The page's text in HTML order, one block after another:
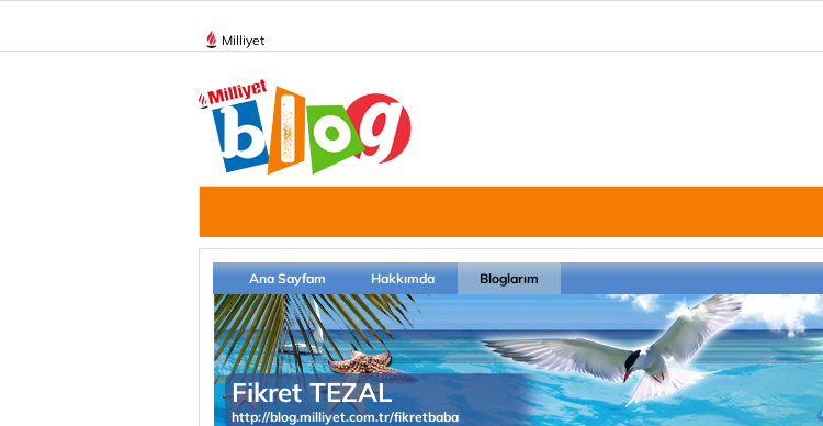
Milliyet
Ana Sayfam Hakkımda Bloglarım
Fikret TEZAL
http://blog.milliyet.com.tr/fikretbaba